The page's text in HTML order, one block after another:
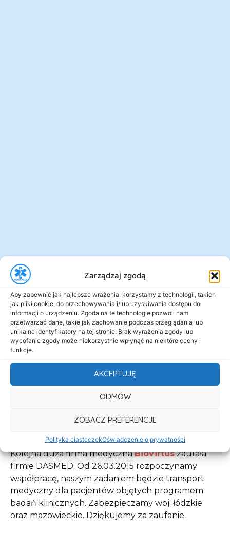
Zarządzaj zgodą
Aby zapewnić jak najlepsze wrażenia, korzystamy z technologii, takich
jak pliki cookie, do przechowywania i/lub uzyskiwania dostępu do
informacji o urządzeniu. Zgoda na te technologie pozwoli nam
przetwarzać dane, takie jak zachowanie podczas przeglądania lub
unikalne identyfikatory na tej stronie. Brak wyrażenia zgody lub
wycofanie zgody może niekorzystnie wpłynąć na niektóre cechy i
funkcje.
AKCEPTUJĘ
ODMÓW
ZOBACZ PREFERENCJE
Polityka ciasteczekOświadczenie o prywatności
Kolejna duża firma medycznaBioVirtuszaufała
firmie DASMED. Od 26.03.2015 rozpoczynamy
współpracę, naszym zadaniem będzie transport
medyczny dla pacjentów objętych programem
badań klinicznych. Zabezpieczamy woj. łódzkie
oraz mazowieckie. Dziękujemy za zaufanie.